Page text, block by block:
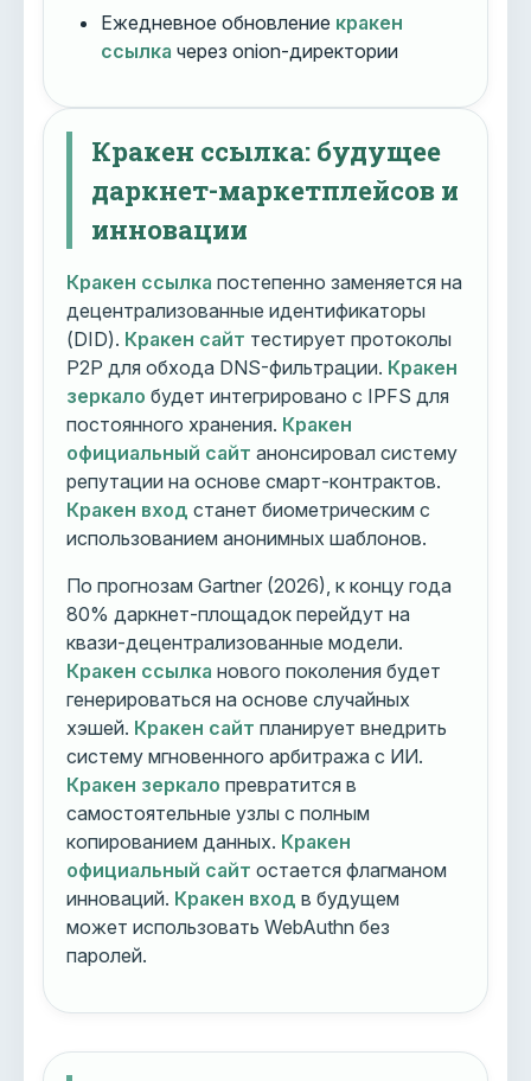
Ежедневное обновление кракен
ссылка через onion-директории
Кракен ссылка: будущее
даркнет-маркетплейсов и
инновации
Кракен ссылка постепенно заменяется на
децентрализованные идентификаторы
(DID). Кракен сайт тестирует протоколы
P2P для обхода DNS-фильтрации. Кракен
зеркало будет интегрировано с IPFS для
постоянного хранения. Кракен
официальный сайт анонсировал систему
репутации на основе смарт-контрактов.
Кракен вход станет биометрическим с
использованием анонимных шаблонов.
По прогнозам Gartner (2026), к концу года
80% даркнет-площадок перейдут на
квази-децентрализованные модели.
Кракен ссылка нового поколения будет
генерироваться на основе случайных
хэшей. Кракен сайт планирует внедрить
систему мгновенного арбитража с ИИ.
Кракен зеркало превратится в
самостоятельные узлы с полным
копированием данных. Кракен
официальный сайт остается флагманом
инноваций. Кракен вход в будущем
может использовать WebAuthn без
паролей.